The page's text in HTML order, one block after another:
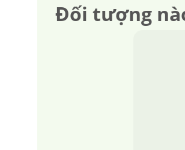
Đối tượng